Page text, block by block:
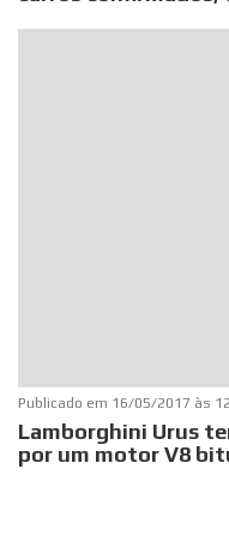
Publicado em 16/05/2017 às
Lamborghini Urus
por um motor V8